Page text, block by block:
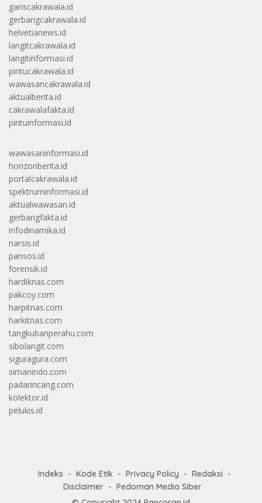
gariscakrawala.id
gerbangcakrawala.id
helvetianews.id
langitcakrawala.id
langitinformasi.id
pintucakrawala.id
wawasancakrawala.id
aktualberita.id
cakrawalafakta.id
pintuinformasi.id
wawasaninformasi.id
horizonberita.id
portalcakrawala.id
spektruminformasi.id
aktualwawasan.id
gerbangfakta.id
infodinamika.id
narsis.id
pansos.id
forensik.id
hardiknas.com
pakcoy.com
harpitnas.com
harkitnas.com
tangkubanperahu.com
sibolangit.com
siguragura.com
simanindo.com
padarincang.com
kolektor.id
pelukis.id
Indeks Kode Etik Privacy Policy
Redaksi
Disclaimer
Pedoman Media Siber